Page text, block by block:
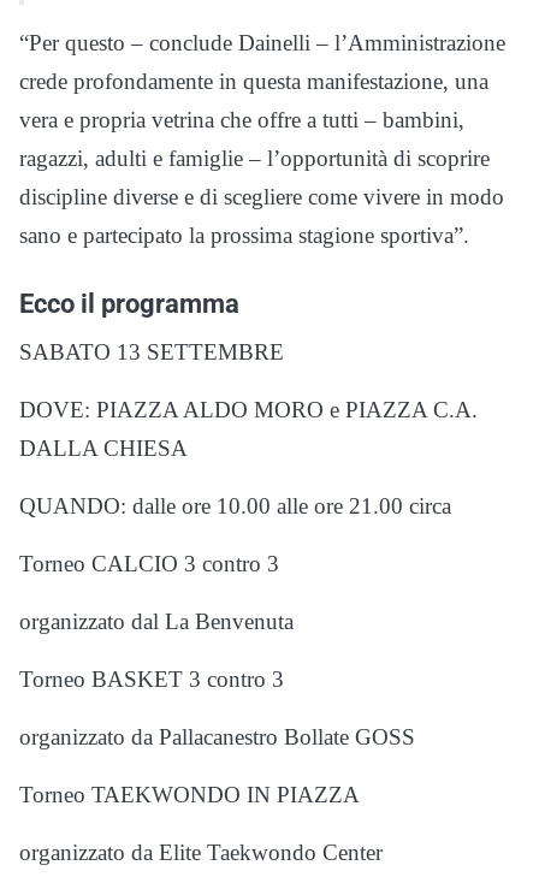
“Per questo – conclude Dainelli – l’Amministrazione
crede profondamente in questa manifestazione, una
vera e propria vetrina che offre a tutti – bambini,
ragazzi, adulti e famiglie – l’opportunità di scoprire
discipline diverse e di scegliere come vivere in modo
sano e partecipato la prossima stagione sportiva”.
Ecco il programma
SABATO 13 SETTEMBRE
DOVE: PIAZZA ALDO MORO e PIAZZA C.A.
DALLA CHIESA
QUANDO: dalle ore 10.00 alle ore 21.00 circa
Torneo CALCIO 3 contro 3
organizzato dal La Benvenuta
Torneo BASKET 3 contro 3
organizzato da Pallacanestro Bollate GOSS
Torneo TAEKWONDO IN PIAZZA
organizzato da Elite Taekwondo Center